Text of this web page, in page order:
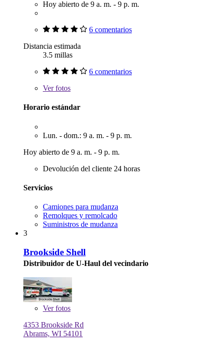
Hoy abierto de 9 a. m. - 9 p. m.
6 comentarios
Distancia estimada
3.5 millas
6 comentarios
Verfotos
Horario estándar
Lun. - dom.: 9 a. m. - 9 p. m.
Hoy abierto de 9 a. m. - 9 p. m.
Devolución del cliente 24 horas
Servicios
Camiones para mudanza
Remolques y remolcado
Suministros de mudanza
3
Brookside Shell
Distribuidor de U-Haul del vecindario
Verfotos
4353 Brookside Rd
Abrams, WI 54101